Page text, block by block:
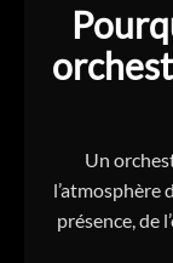
Un
l’atmosphère
présence, de